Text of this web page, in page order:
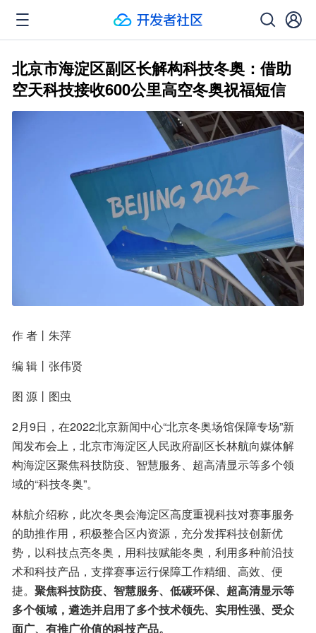
北京市海淀区副区长解构科技冬奥：借助
空天科技接收600公里高空冬奥祝福短信
作 者丨朱萍
编 辑丨张伟贤
图 源丨图虫
2月9日，在2022北京新闻中心“北京冬奥场馆保障专场”新
闻发布会上，北京市海淀区人民政府副区长林航向媒体解
构海淀区聚焦科技防疫、智慧服务、超高清显示等多个领
域的“科技冬奥”。
林航介绍称，此次冬奥会海淀区高度重视科技对赛事服务
的助推作用，积极整合区内资源，充分发挥科技创新优
势，以科技点亮冬奥，用科技赋能冬奥，利用多种前沿技
术和科技产品，支撑赛事运行保障工作精细、高效、便
捷。 聚焦科技防疫、智慧服务、低碳环保、超高清显示等
多个领域，遴选并启用了多个技术领先、实用性强、受众
面广、有推广价值的科技产品。